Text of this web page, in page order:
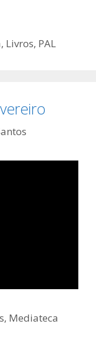
, Livros, PAL
, Mediateca